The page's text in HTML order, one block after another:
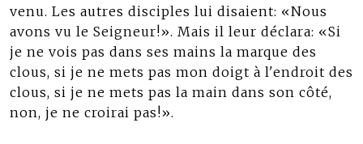
venu. Les autres disciples lui disaient: «Nous
avons vu le Seigneur!». Mais il leur déclara: «Si
je ne vois pas dans ses mains la marque des
clous, si je ne mets pas mon doigt à l'endroit des
clous, si je ne mets pas la main dans son côté,
non, je ne croirai pas!».